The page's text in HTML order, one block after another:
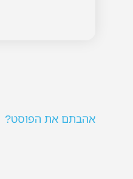
אהבתם את הפוסט?